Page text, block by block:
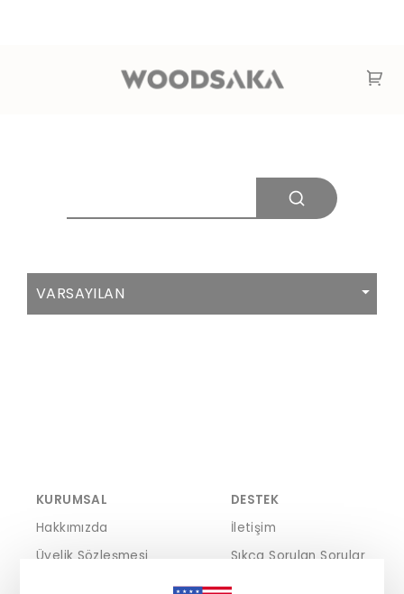
KURUMSAL
Hakkımızda
Üyelik Sözleşmesi
Mesafeli Satış Sözleşmesi
DESTEK
İletişim
Sıkça Sorulan Sorular
İade ve Değişim